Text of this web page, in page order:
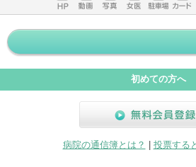
ホームペ
ージ
動画 写真 女医 駐車場
クレジッ
トカード
初めての方へ
病院の通信簿とは？
投票する